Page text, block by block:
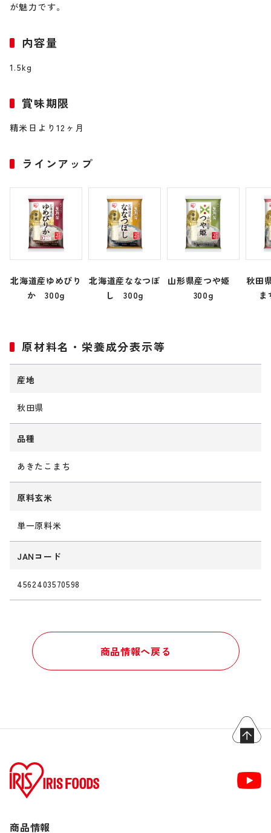
が魅力です。
内容量
1.5kg
賞味期限
精米日より12ヶ月
ラインアップ
北海道産ゆめぴり
か 300g
北海道産ななつぼ
し 300g
山形県産つや姫
300g
秋田
原材料名・栄養成分表示等
産地
秋田県
品種
あきたこまち
原料玄米
単一原料米
JANコード
4562403570598
商品情報へ戻る
商品情報